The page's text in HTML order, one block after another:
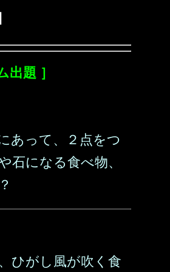
出題 ］
あって、２点をつ
石になる食べ物、
ひがし風が吹く食